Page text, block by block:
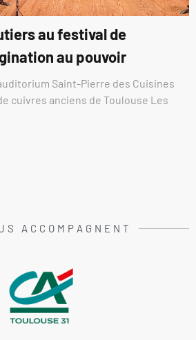
au festival de
au pouvoir
Saint-Pierre des Cuisines
cuivres anciens de Toulouse Les
ACCOMPAGNENT